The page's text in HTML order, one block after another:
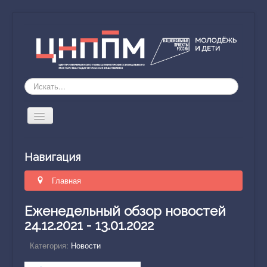
Искать...
Включить/
выключить
Направление деятельности
Обучение
Наставник51
Исследование компетенций
Научно-методическое пространство
Навигация
Главная
Еженедельный обзор новостей
24.12.2021 - 13.01.2022
Категория: Новости